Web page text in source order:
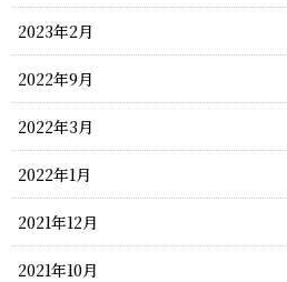
2023年2月
2022年9月
2022年3月
2022年1月
2021年12月
2021年10月